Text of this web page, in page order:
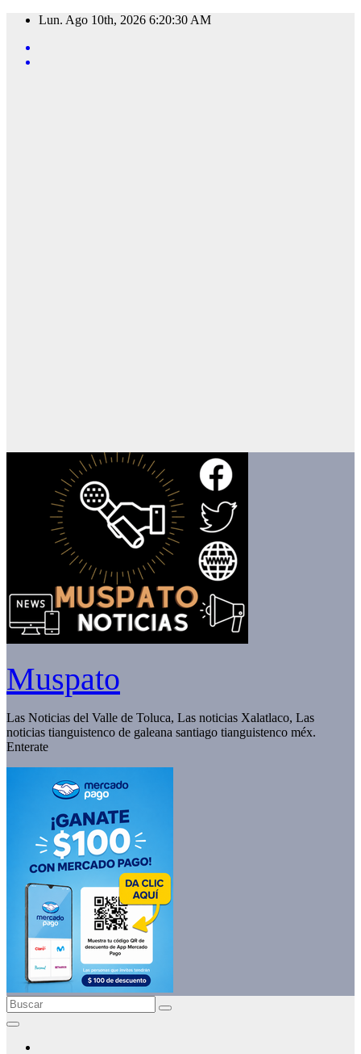
Saltar
contenido
Lun. Ago 10th, 2026 6:20:31 AM
Muspato
Las Noticias del Valle de Toluca, Las noticias Xalatlaco, Las
noticias tianguistenco de galeana santiago tianguistenco méx.
Enterate